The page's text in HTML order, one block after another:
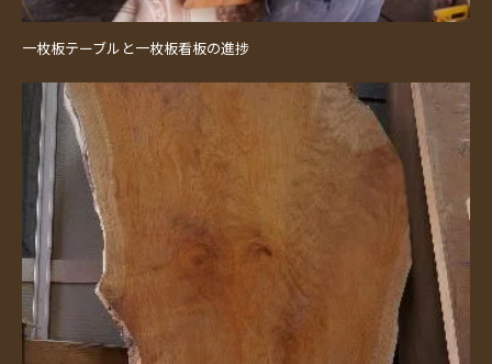
一枚板テーブルと一枚板看板の進捗